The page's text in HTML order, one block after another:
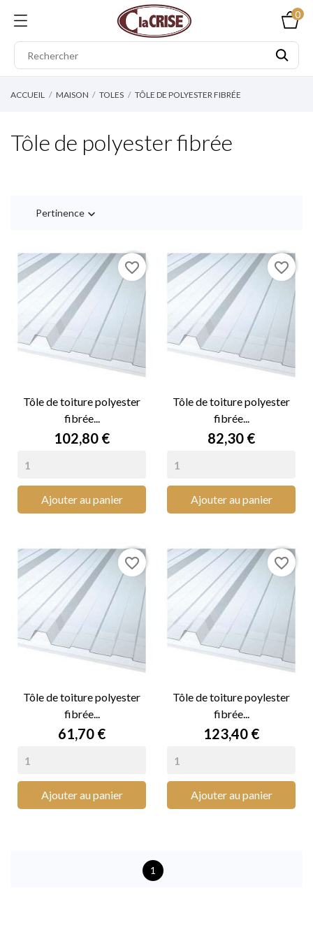
0
ACCUEIL MAISON TOLES TÔLE DE POLYESTER FIBRÉE
Tôle de polyester fibrée
Pertinence 
Tôle de toiture polyester
fibrée...
Prix
102,80 €
Ajouter au panier
favorite_border
Tôle de toiture polyester
fibrée...
Prix
82,30 €
Ajouter au panier
favorite_border
Tôle de toiture polyester
fibrée...
Prix
61,70 €
Ajouter au panier
favorite_border
Tôle de toiture poylester
fibrée...
Prix
123,40 €
Ajouter au panier
favorite_border
1